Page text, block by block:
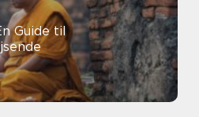
Guide til